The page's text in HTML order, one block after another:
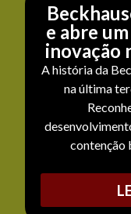
e abre
inovação
A história da
na última
contenção